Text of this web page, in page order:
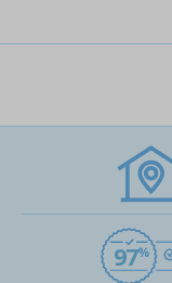
97